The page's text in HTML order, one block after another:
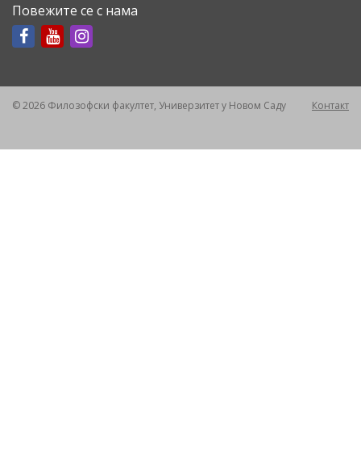
Повежите се с нама
© 2026 Филозофски факултет, Универзитет у Новом Саду Контакт